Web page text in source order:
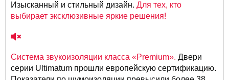
Изысканный и стильный дизайн. Для тех, кто
выбирает эксклюзивные яркие решения!
Система звукоизоляции класса «Premium». Двери
серии Ultimatum прошли европейскую сертификацию.